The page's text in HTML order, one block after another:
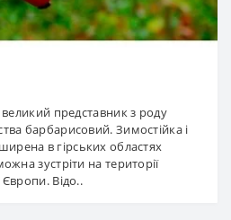
представник з роду
барбарисовий. Зимостійка і
в гірських областях
зустріти на території
Європи. Відо..